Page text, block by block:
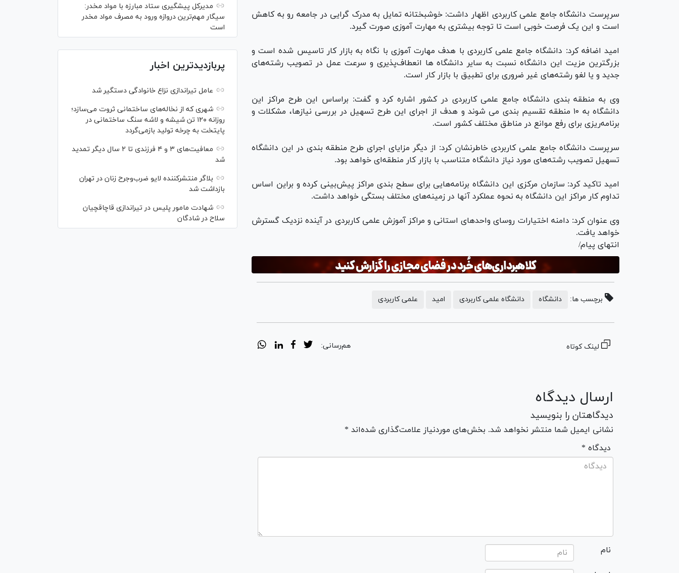
سرپرست دانشگاه جامع علمی کاربردی اظهار داشت: خوشبختانه تمایل به مدرک گرایی در جامعه رو به کاهش
است و این یک فرصت خوبی است تا توجه بیشتری به مهارت آموزی صورت گیرد.
امید اضافه کرد: دانشگاه جامع علمی کاربردی با هدف مهارت آموزی با نگاه به بازار کار تاسیس شده است و
بزرگترین مزیت این دانشگاه نسبت به سایر دانشگاه ها انعطاف‌پذیری و سرعت عمل در تصویب رشته‌های
جدید و یا لغو رشته‌های غیر ضروری برای تطبیق با بازار کار است.
وی به منطقه بندی دانشگاه جامع علمی کاربردی در کشور اشاره کرد و گفت: براساس این طرح مراکز این
دانشگاه به ۱۰ منطقه تقسیم بندی می شوند و هدف از اجرای این طرح تسهیل در بررسی نیازها، مشکلات و
برنامه‌ریزی برای رفع موانع در مناطق مختلف کشور است.
سرپرست دانشگاه جامع علمی کاربردی خاطرنشان کرد: از دیگر مزایای اجرای طرح منطقه بندی در این دانشگاه
تسهیل تصویب رشته‌های مورد نیاز دانشگاه متناسب با بازار کار منطقه‌ای خواهد بود.
امید تاکید کرد: سازمان مرکزی این دانشگاه برنامه‌هایی برای سطح بندی مراکز پیش‌بینی کرده و براین اساس
تداوم کار مراکز این دانشگاه به نحوه عملکرد آنها در زمینه‌های مختلف بستگی خواهد داشت.
وی عنوان کرد: دامنه اختیارات روسای واحدهای استانی و مراکز آموزش علمی کاربردی در آینده نزدیک گسترش
خواهد یافت.
انتهای پیام/
برچسب ها: دانشگاه دانشگاه علمی کاربردی امید علمی کاربردی
لینک کوتاه هم‌رسانی:
ارسال دیدگاه
دیدگاهتان را بنویسید
نشانی ایمیل شما منتشر نخواهد شد. بخش‌های موردنیاز علامت‌گذاری شده‌اند *
* دیدگاه
نام
مدیرکل پیشگیری ستاد مبارزه با مواد مخدر:
سیگار مهم‌ترین دروازه ورود به مصرف مواد مخدر
است
پربازدیدترین اخبار
عامل تیراندازی نزاع خانوادگی دستگیر شد
شهری که از نخاله‌های ساختمانی ثروت می‌سازد؛
روزانه ۱۲۰ تن شیشه و لاشه سنگ ساختمانی در
پایتخت به چرخه تولید بازمی‌گردد
معافیت‌های ۳ و ۴ فرزندی تا ۲ سال دیگر تمدید
شد
بلاگر منتشرکننده لایو ضرب‌وجرح زنان در تهران
بازداشت شد
شهادت مامور پلیس در تیراندازی قاچاقچیان
سلاح در شادگان